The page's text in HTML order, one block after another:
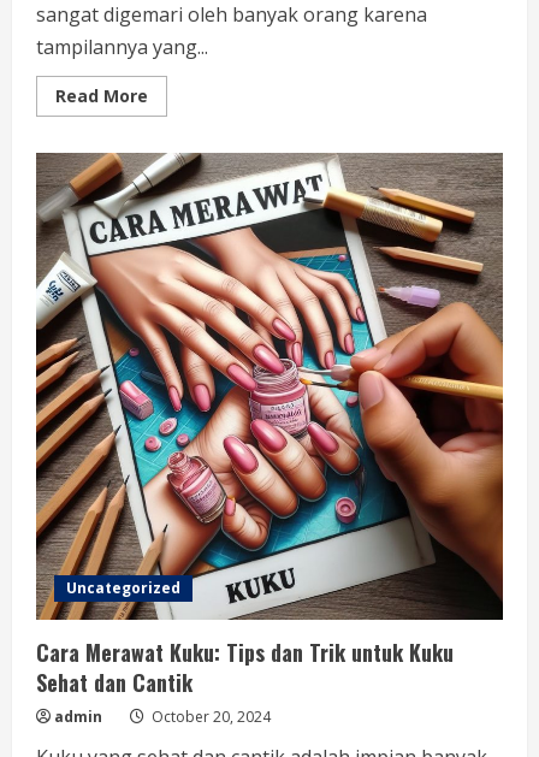
sangat digemari oleh banyak orang karena
tampilannya yang...
Read More
more
Membuat
Kuku
Ombre:
Teknik
dan
Tips
untuk
Hasil
Cantik
Uncategorized
Cara Merawat Kuku: Tips dan Trik untuk Kuku
Sehat dan Cantik
admin October 20, 2024